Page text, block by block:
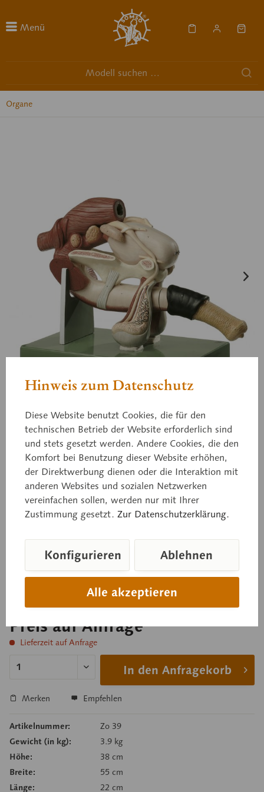
Menü
Organe
Zo 39
Geschlechtsorgan des
Hengstes
natürliche Größe. Median geschnitten und in 4 Teile
zerlegbar. Auf grünem Sockel zum Abnehmen.
Preis auf Anfrage
Lieferzeit auf Anfrage
In den Anfragekorb
Merken Empfehlen
Artikelnummer:
Zo 39
Gewicht (in kg):
3.9 kg
Höhe:
38 cm
Breite:
55 cm
Länge:
22 cm
Hinweis zum Datenschutz
Diese Website benutzt Cookies, die für den
technischen Betrieb der Website erforderlich sind
und stets gesetzt werden. Andere Cookies, die den
Komfort bei Benutzung dieser Website erhöhen,
der Direktwerbung dienen oder die Interaktion mit
anderen Websites und sozialen Netzwerken
vereinfachen sollen, werden nur mit Ihrer
Zustimmung gesetzt. Zur Datenschutzerklärung.
Alle akzeptieren
Konfigurieren Ablehnen